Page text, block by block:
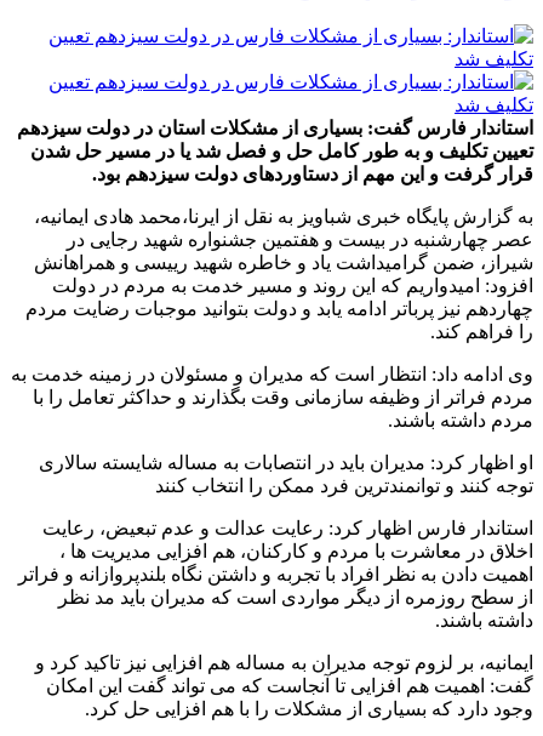
استاندار فارس گفت: بسیاری از مشکلات استان در دولت سیزدهم
تعیین تکلیف و به طور کامل حل و فصل شد یا در مسیر حل شدن
قرار گرفت و این مهم از دستاوردهای دولت سیزدهم بود.
به گزارش پایگاه خبری شباویز به نقل از ایرنا،محمد هادی ایمانیه،
عصر چهارشنبه در بیست و هفتمین جشنواره شهید رجایی در
شیراز، ضمن گرامیداشت یاد و خاطره شهید رییسی و همراهانش
افزود: امیدواریم که این روند و مسیر خدمت به مردم در دولت
چهاردهم نیز پرباتر ادامه یابد و دولت بتوانید موجبات رضایت مردم
را فراهم کند.
وی ادامه داد: انتظار است که مدیران و مسئولان در زمینه خدمت به
مردم فراتر از وظیفه سازمانی وقت بگذارند و حداکثر تعامل را با
مردم داشته باشند.
او اظهار کرد: مدیران باید در انتصابات به مساله شایسته سالاری
توجه کنند و توانمندترین فرد ممکن را انتخاب کنند
استاندار فارس اظهار کرد: رعایت عدالت و عدم تبعیض، رعایت
اخلاق در معاشرت با مردم و کارکنان، هم افزایی مدیریت ها ،
اهمیت دادن به نظر افراد با تجربه و داشتن نگاه بلندپروازانه و فراتر
از سطح روزمره از دیگر مواردی است که مدیران باید مد نظر
داشته باشند.
ایمانیه، بر لزوم توجه مدیران به مساله هم افزایی نیز تاکید کرد و
گفت: اهمیت هم افزایی تا آنجاست که می تواند گفت این امکان
وجود دارد که بسیاری از مشکلات را با هم افزایی حل کرد.